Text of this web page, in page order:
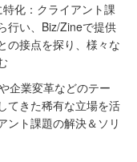
化：クライアント課
行い、Biz/Zineで提供
の接点を探り、様々な
企業変革などのテー
てきた稀有な立場を活
ント課題の解決＆ソリ